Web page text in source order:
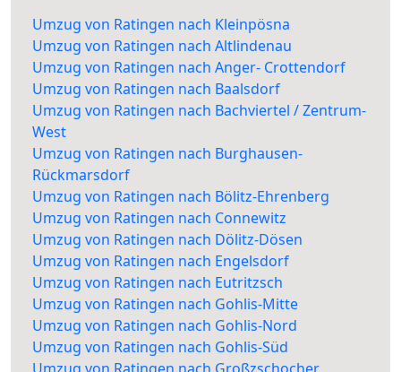
Umzug von Ratingen nach Kleinpösna
Umzug von Ratingen nach Altlindenau
Umzug von Ratingen nach Anger- Crottendorf
Umzug von Ratingen nach Baalsdorf
Umzug von Ratingen nach Bachviertel / Zentrum-
West
Umzug von Ratingen nach Burghausen-
Rückmarsdorf
Umzug von Ratingen nach Bölitz-Ehrenberg
Umzug von Ratingen nach Connewitz
Umzug von Ratingen nach Dölitz-Dösen
Umzug von Ratingen nach Engelsdorf
Umzug von Ratingen nach Eutritzsch
Umzug von Ratingen nach Gohlis-Mitte
Umzug von Ratingen nach Gohlis-Nord
Umzug von Ratingen nach Gohlis-Süd